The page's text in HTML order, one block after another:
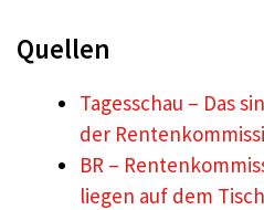
Quellen
Tagesschau – Das
der
BR –
liegen auf dem Tisch